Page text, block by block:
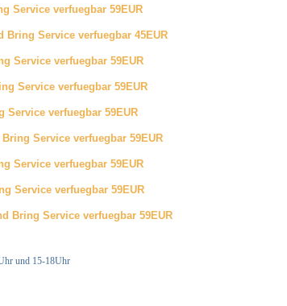
Service verfuegbar 59EUR
Bring Service verfuegbar 45EUR
Service verfuegbar 59EUR
Service verfuegbar 59EUR
Service verfuegbar 59EUR
Bring Service verfuegbar 59EUR
Service verfuegbar 59EUR
Service verfuegbar 59EUR
Bring Service verfuegbar 59EUR
und 15-18Uhr